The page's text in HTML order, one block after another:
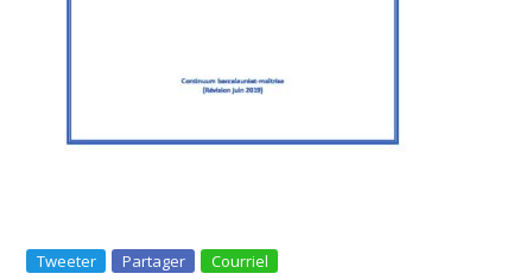
Tweeter Partager Courriel